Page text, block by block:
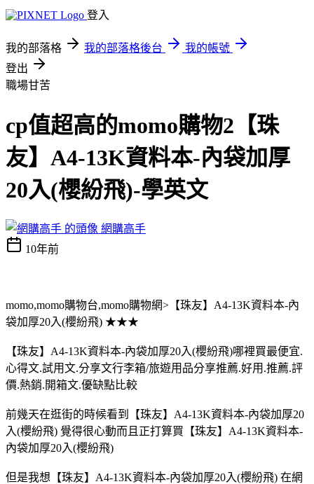
登入
我的部落格 我的部落格後台
我的帳號
登出
職場甘苦
cp值超高的momo購物2【珠
友】A4-13K資料本-內袋加厚
20入(櫻紛飛)-學英文
網購高手
10年前
momo,momo購物台,momo購物網>【珠友】A4-13K資料本-內
袋加厚20入(櫻紛飛) ★★★
【珠友】A4-13K資料本-內袋加厚20入(櫻紛飛)哪裡買最便宜.
心得文.試用文.分享文行李箱/旅遊用品分享推薦.好用.推薦.評
價.熱銷.開箱文.優缺點比較
前幾天在逛街的時候看到【珠友】A4-13K資料本-內袋加厚20
入(櫻紛飛) 覺得很心動而且正打算買【珠友】A4-13K資料本-
內袋加厚20入(櫻紛飛)
但是我想【珠友】A4-13K資料本-內袋加厚20入(櫻紛飛) 在網